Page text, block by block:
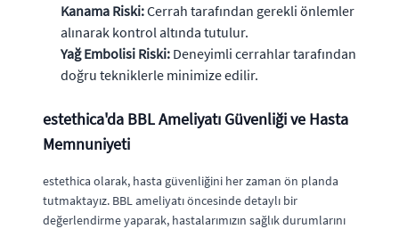
Kanama Riski:Cerrah tarafından gerekli önlemler
alınarak kontrol altında tutulur.
Yağ Embolisi Riski: Deneyimli cerrahlar tarafından
doğru tekniklerle minimize edilir.
estethica'da BBL Ameliyatı Güvenliği ve Hasta
Memnuniyeti
estethica olarak, hasta güvenliğini her zaman ön planda
tutmaktayız. BBL ameliyatı öncesinde detaylı bir
değerlendirme yaparak, hastalarımızın sağlık durumlarını